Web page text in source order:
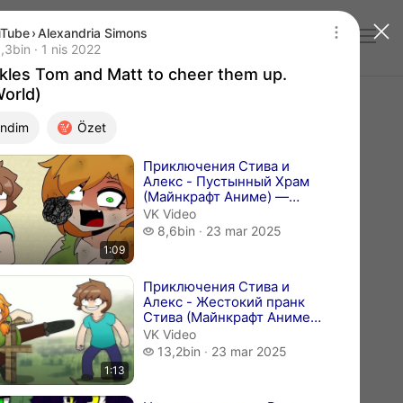
Tom and Matt to cheer them
›Alexandria Simons
izleme1 nis 2022
Tom and Matt to cheer them up.
Özet
videolar
1:09
Приключения Стива и
Алекс - Пустынный Храм
(Майнкрафт Аниме) —
Видео от Cupcake Charlie
(Переводы п...
VK Video
8,6bin
8,6 bin izleme23 mar 2025
1:13
Приключения Стива и
Алекс - Жестокий пранк
Стива (Майнкрафт Аниме)
— Видео от Cupcake
Charlie (Пере...
VK Video
13,2bin
13,2 bin izleme23 mar 2025